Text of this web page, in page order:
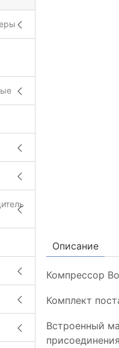
Описание
Компрессор
Комплект
Встроенный